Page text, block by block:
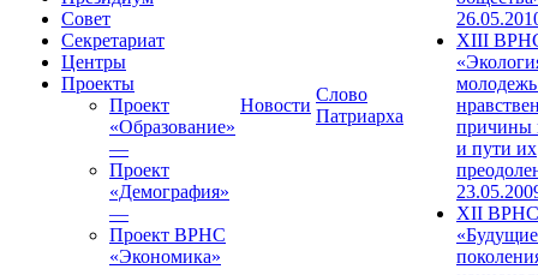
Совет
Секретариат
Центры
Проекты
Проект
«Образование»
—
Проект
«Демография»
—
Проект ВРНС
«Экономика»
Новости
Слово
Патриарха
XIII
причины
и пути их
XII ВРНС
«Будущие